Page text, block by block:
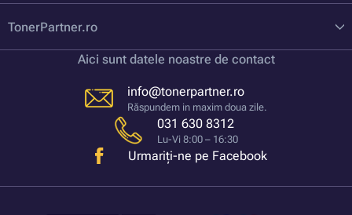
TonerPartner.ro
Aici sunt datele noastre de contact
info@tonerpartner.ro
Răspundem in maxim doua zile.
031 630 8312
Lu-Vi 8:00 – 16:30
Urmariți-ne pe Facebook